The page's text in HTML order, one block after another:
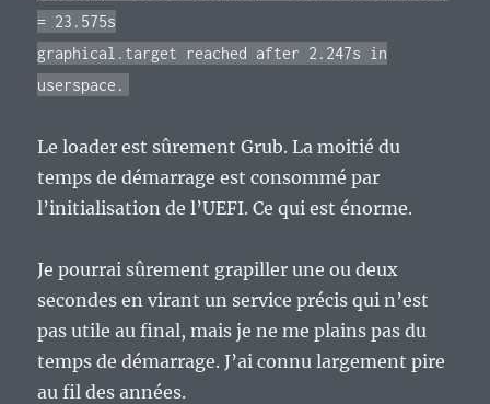
= 23.575s
graphical.target reached after 2.247s in
userspace.
Le loader est sûrement Grub. La moitié du
temps de démarrage est consommé par
l’initialisation de l’UEFI. Ce qui est énorme.
Je pourrai sûrement grapiller une ou deux
secondes en virant un service précis qui n’est
pas utile au final, mais je ne me plains pas du
temps de démarrage. J’ai connu largement pire
au fil des années.